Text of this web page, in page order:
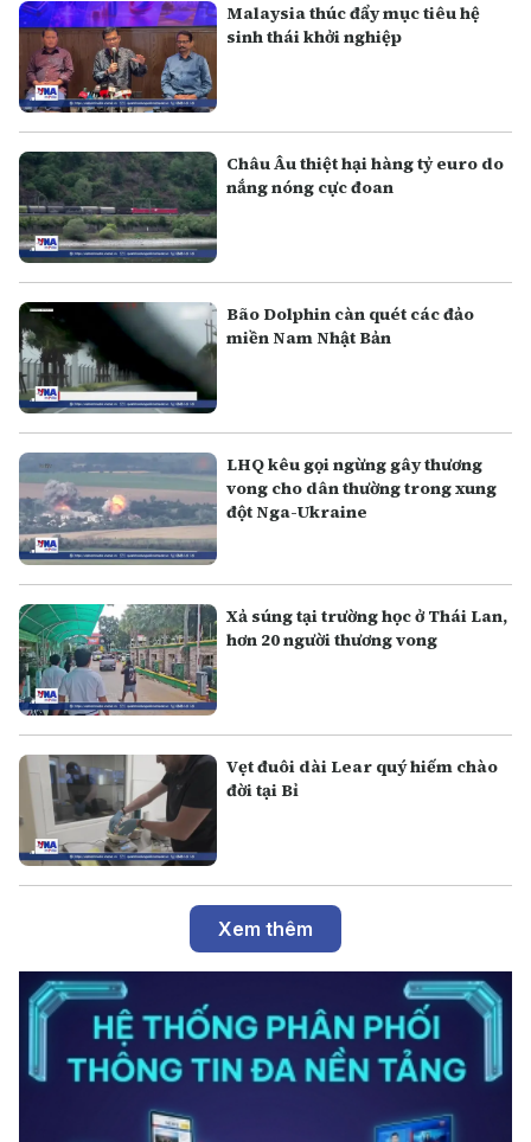
Malaysia thúc đẩy mục tiêu hệ
sinh thái khởi nghiệp
Châu Âu thiệt hại hàng tỷ euro do
nắng nóng cực đoan
Bão Dolphin càn quét các đảo
miền Nam Nhật Bản
LHQ kêu gọi ngừng gây thương
vong cho dân thường trong xung
đột Nga-Ukraine
Xả súng tại trường học ở Thái Lan,
hơn 20 người thương vong
Vẹt đuôi dài Lear quý hiếm chào
đời tại Bỉ
Xem thêm